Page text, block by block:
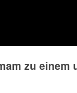
zu einem